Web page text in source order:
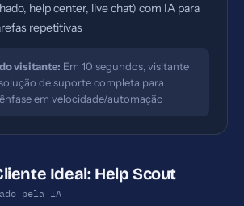
help center, live chat) com IA para
repetitivas
visitante: Em 10 segundos, visitante
de suporte completa para
em velocidade/automação
Ideal: Help Scout
pela IA